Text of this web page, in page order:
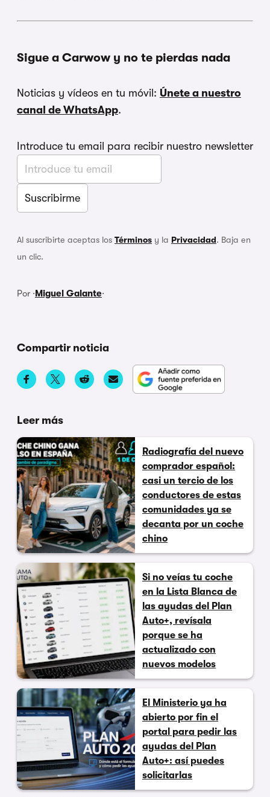
Sigue a Carwow y no te pierdas nada
Noticias y vídeos en tu móvil: Únete a nuestro
canal de WhatsApp.
Introduce tu email para recibir nuestro newsletter
Al suscribirte aceptas los Términos y la Privacidad. Baja en
un clic.
Por ·Miguel Galante·
Compartir noticia
Leer más
Radiografía del nuevo
comprador español:
casi un tercio de los
conductores de estas
comunidades ya se
decanta por un coche
chino
Si no veías tu coche
en la Lista Blanca de
las ayudas del Plan
Auto+, revísala
porque se ha
actualizado con
nuevos modelos
El Ministerio ya ha
abierto por fin el
portal para pedir las
ayudas del Plan
Auto+: así puedes
solicitarlas